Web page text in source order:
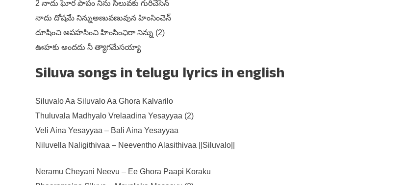
2 నాదు ఘోర పాపం నిను సిలువకు గురిచేసెన్
నాదు దోషమే నిన్నుఅణువణువున హింసించెన్
దూషించి అపహసించి హింసింఛిరా నిన్ను (2)
ఊహకు అందదు నీ త్యాగమేసయ్యా
Siluva songs in telugu lyrics in english
Siluvalo Aa Siluvalo Aa Ghora Kalvarilo
Thuluvala Madhyalo Vrelaadina Yesayyaa (2)
Veli Aina Yesayyaa – Bali Aina Yesayyaa
Niluvella Naligithivaa – Neeventho Alasithivaa ||Siluvalo||
Neramu Cheyani Neevu – Ee Ghora Paapi Koraku